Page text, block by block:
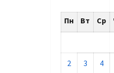
Пн Вт Ср
2 3 4